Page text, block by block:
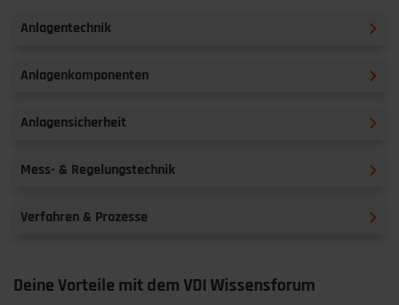
Anlagentechnik
Anlagenkomponenten
Anlagensicherheit
Mess- & Regelungstechnik
Verfahren & Prozesse
Deine Vorteile mit dem VDI Wissensforum